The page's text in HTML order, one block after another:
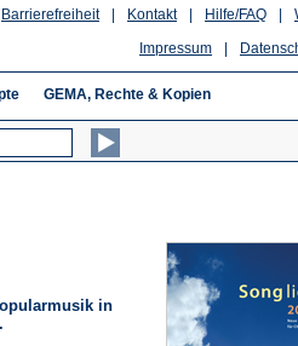
Hilfe/FAQ
Kontakt
Barrierefreiheit
Impressum
GEMA, Rechte & Kopien
in